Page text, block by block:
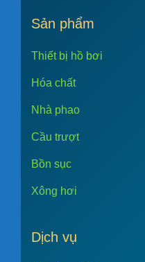
Sản phẩm
Thiết bị hồ bơi
Hóa chất
Nhà phao
Cầu trượt
Bồn sục
Xông hơi
Dịch vụ